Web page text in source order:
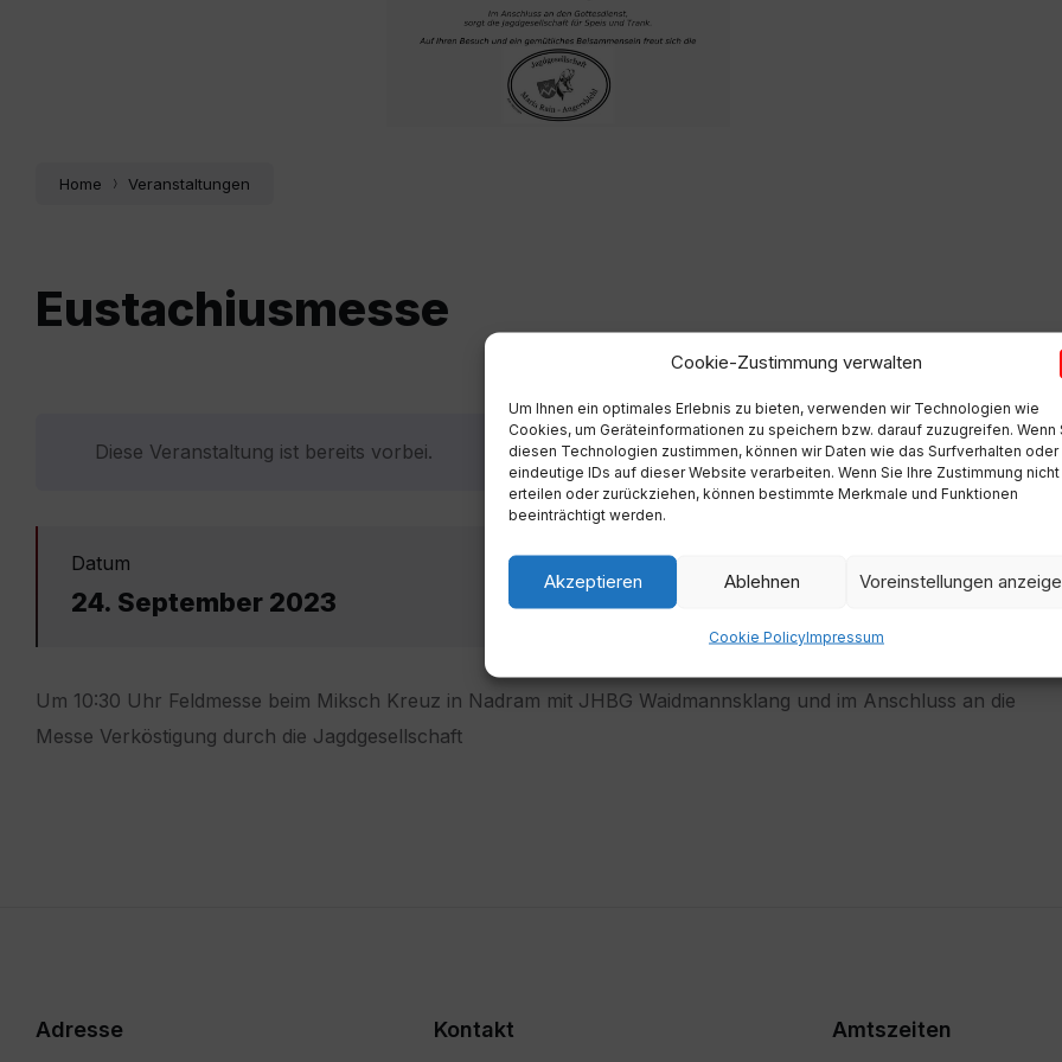
Cookie-Zustimmung verwalten
Um Ihnen ein optimales Erlebnis zu bieten, verwenden wir Technologien wie
Cookies, um Geräteinformationen zu speichern bzw. darauf zuzugreifen. Wenn
diesen Technologien zustimmen, können wir Daten wie das Surfverhalten oder
eindeutige IDs auf dieser Website verarbeiten. Wenn Sie Ihre Zustimmung nicht
erteilen oder zurückziehen, können bestimmte Merkmale und Funktionen
beeinträchtigt werden.
Akzeptieren Ablehnen Voreinstellungen
Cookie PolicyImpressum
Home Veranstaltungen
Eustachiusmesse
Diese Veranstaltung ist bereits vorbei.
Datum
24. September 2023
Um 10:30 Uhr Feldmesse beim Miksch Kreuz in Nadram mit JHBG Waidmannsklang und im Anschluss an die
Messe Verköstigung durch die Jagdgesellschaft
Adresse Kontakt Amtszeiten